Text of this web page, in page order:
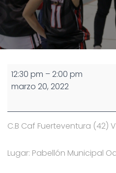
Partido
Cadete
12:30 pm –2:00 pm
marzo 20, 2022
C.B Caf Fuerteventura (42)
Lugar: Pabellón Municipal